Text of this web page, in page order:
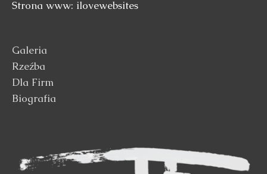
Strona www: ilovewebsites
Galeria
Rzeźba
Dla Firm
Biografia